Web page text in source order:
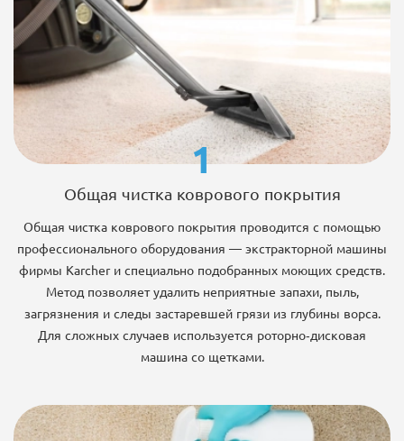
1
Общая чистка коврового покрытия
Общая чистка коврового покрытия проводится с помощью
профессионального оборудования — экстракторной машины
фирмы Karcher и специально подобранных моющих средств.
Метод позволяет удалить неприятные запахи, пыль,
загрязнения и следы застаревшей грязи из глубины ворса.
Для сложных случаев используется роторно-дисковая
машина со щетками.